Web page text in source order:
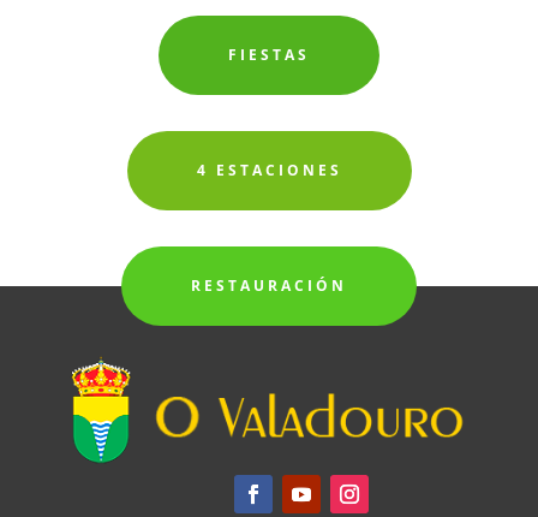
FIESTAS
4 ESTACIONES
RESTAURACIÓN